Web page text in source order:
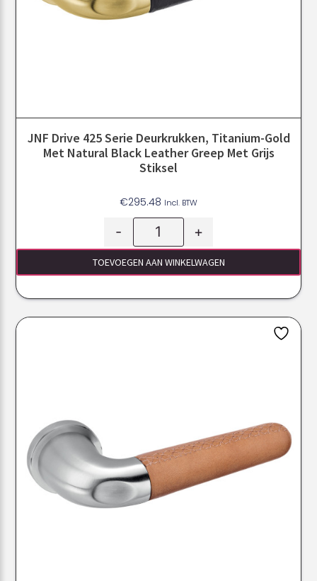
JNF Drive 425 Serie Deurkrukken, Titanium-Gold
Met Natural Black Leather Greep Met Grijs
Stiksel
€295.48 Incl. BTW
- +
TOEVOEGEN AAN WINKELWAGEN